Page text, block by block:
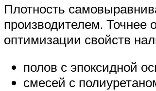
Плотность
производителем. Точнее
оптимизации свойств
полов с эпоксидной
смесей с